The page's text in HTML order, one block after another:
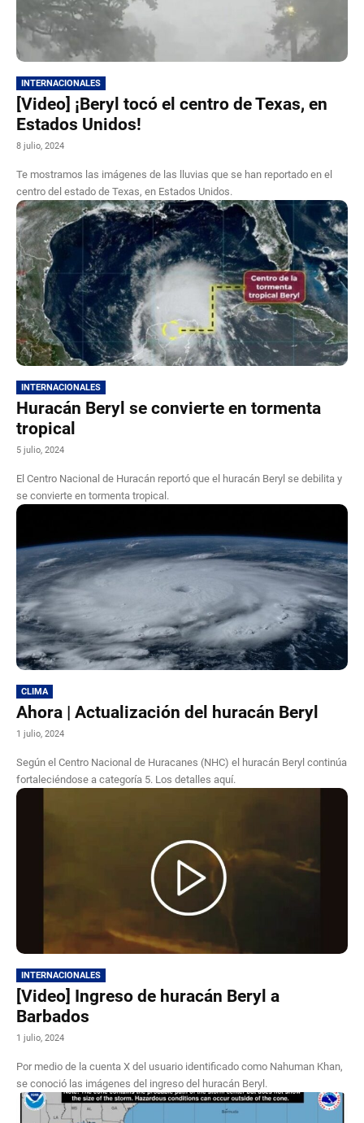
INTERNACIONALES
[Video] ¡Beryl tocó el centro de Texas, en
Estados Unidos!
8 julio, 2024
Te mostramos las imágenes de las lluvias que se han reportado en el
centro del estado de Texas, en Estados Unidos.
INTERNACIONALES
Huracán Beryl se convierte en tormenta
tropical
5 julio, 2024
El Centro Nacional de Huracán reportó que el huracán Beryl se debilita y
se convierte en tormenta tropical.
CLIMA
Ahora | Actualización del huracán Beryl
1 julio, 2024
Según el Centro Nacional de Huracanes (NHC) el huracán Beryl continúa
fortaleciéndose a categoría 5. Los detalles aquí.
INTERNACIONALES
[Video] Ingreso de huracán Beryl a
Barbados
1 julio, 2024
Por medio de la cuenta X del usuario identificado como Nahuman Khan,
se conoció las imágenes del ingreso del huracán Beryl.